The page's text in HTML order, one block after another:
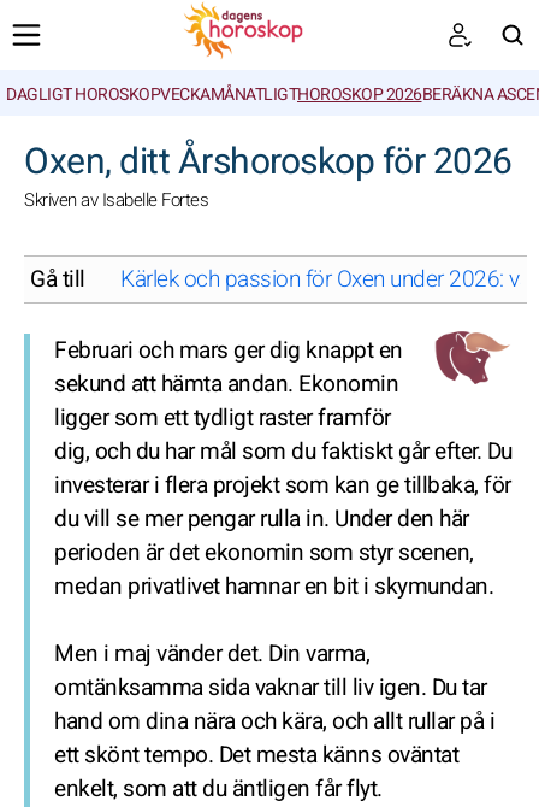
DAGLIGT HOROSKOPVECKAMÅNATLIGTHOROSKOP 2026BERÄKNA
Oxen, ditt Årshoroskop för 2026
Skriven av Isabelle Fortes
Gå till Kärlek och passion för Oxen under 2026:
Februari och mars ger dig knappt en
sekund att hämta andan. Ekonomin
ligger som ett tydligt raster framför
dig, och du har mål som du faktiskt går efter. Du
investerar i flera projekt som kan ge tillbaka, för
du vill se mer pengar rulla in. Under den här
perioden är det ekonomin som styr scenen,
medan privatlivet hamnar en bit i skymundan.
Men i maj vänder det. Din varma,
omtänksamma sida vaknar till liv igen. Du tar
hand om dina nära och kära, och allt rullar på i
ett skönt tempo. Det mesta känns oväntat
enkelt, som att du äntligen får flyt.